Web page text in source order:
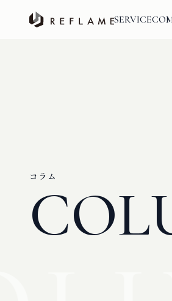
SERVICE
コラム